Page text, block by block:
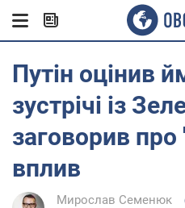
Путін оцінив
зустрічі із
заговорив про
вплив
Мирослав Семенюк